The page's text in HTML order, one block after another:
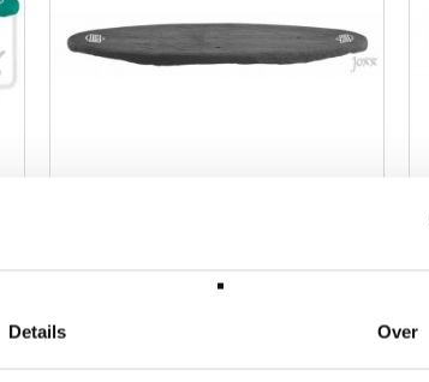
Details Over